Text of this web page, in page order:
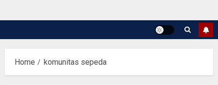
Home komunitas sepeda